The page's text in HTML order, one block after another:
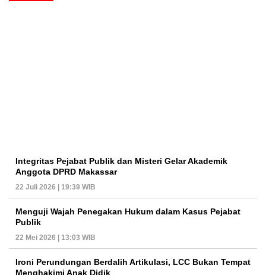
Integritas Pejabat Publik dan Misteri Gelar Akademik
Anggota DPRD Makassar
22 Juli 2026 | 19:39 WIB
Menguji Wajah Penegakan Hukum dalam Kasus Pejabat
Publik
22 Mei 2026 | 13:03 WIB
Ironi Perundungan Berdalih Artikulasi, LCC Bukan Tempat
Menghakimi Anak Didik